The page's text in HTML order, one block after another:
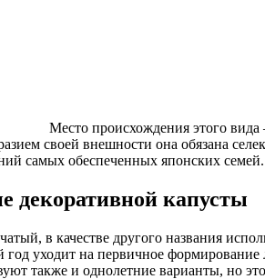
Место происхождения этого вида
своей внешности она обязана
самых обеспеченных японских семей.
декоративной капусты
в качестве другого названия
год уходит на первичное
также и однолетние варианты, но